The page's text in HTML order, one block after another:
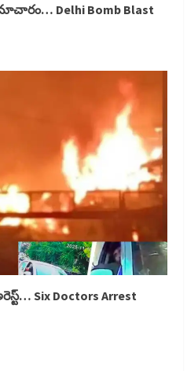
Delhi Bomb Blast
Six Doctors Arrest